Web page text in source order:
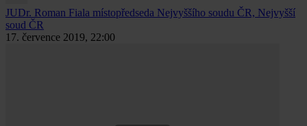
JUDr. Roman Fiala místopředseda Nejvyššího soudu ČR, Nejvyšší
soud ČR
17. července 2019, 22:00